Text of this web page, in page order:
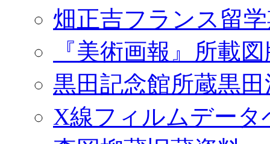
畑正吉フランス留
『美術画報』所載
黒田記念館所蔵黒
X線フィルムデータ